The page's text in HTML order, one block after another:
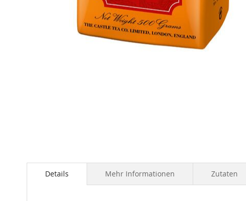
to
Details Mehr Informationen Zutaten